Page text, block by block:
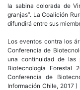
la sabina colorada de
granjas”. La Coalición
difundirá entre sus
Los eventos contra los
Conferencia de
una continuidad de las
Biotecnología Forestal
Conferencia de
Información Chile, 2017